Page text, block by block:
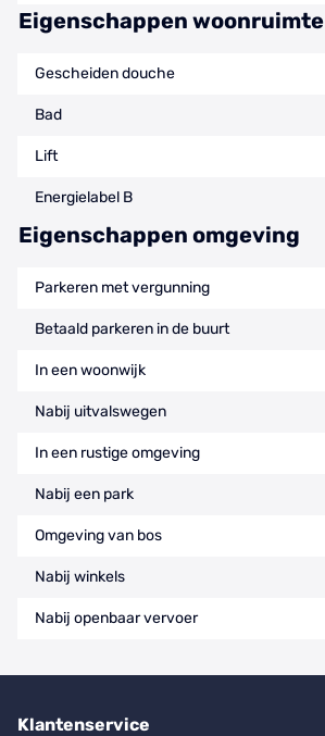
Eigenschappen woonruimte
Gescheiden douche
Bad
Lift
Energielabel B
Eigenschappen omgeving
Parkeren met vergunning
Betaald parkeren in de buurt
In een woonwijk
Nabij uitvalswegen
In een rustige omgeving
Nabij een park
Omgeving van bos
Nabij winkels
Nabij openbaar vervoer
Klantenservice